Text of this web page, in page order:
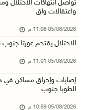
الاحتلال يقتحم كفر
"التربية" تخرج الفوج
05/آب/2026 06:44 م
تواصل انتهاكات الاحتلال
واعتقالات واق
05/08/2026 11:08 م
الاحتلال يقتحم عورتا
05/08/2026 11:01 م
إصابات وإحراق مساكن في
الطوبا جنوب
05/08/2026 10:59 م